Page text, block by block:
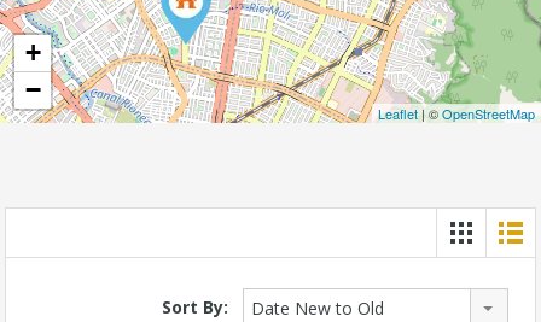
+
−
Leaflet | ©OpenStreetMap
Sort By: Date New to Old